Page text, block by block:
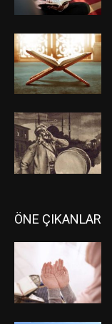
ÖNE ÇIKANLAR